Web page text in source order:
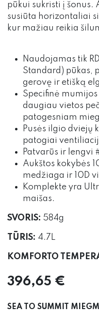
pūkui sukristi į šonus.
susiūta horizontaliai
kur mažiau reikia
Naudojamas tik
Standard) pūkas,
gerovę ir etišką
Specifinė
daugiau vietos
patogesniam
Pusės ilgio dviejų
patogiai
Patvarūs ir lengvi
Aukštos kokybės
medžiaga ir 10D
Komplekte yra
maišas.
SVORIS: 584g
TŪRIS: 4.7L
KOMFORTO
396,65 €
SEA TO SUMMIT